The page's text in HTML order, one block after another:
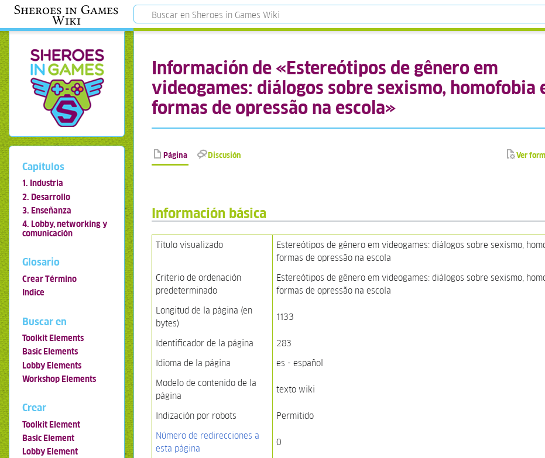
Sheroes in Games
Wiki
Información de «Estereótipos de gênero em
videogames: diálogos sobre sexismo, homofobia
formas de opressão na escola»
Página Discusión Ver
Información básica
Título visualizado
Estereótipos de gênero em videogames: diálogos sobre sexismo,
formas de opressão na escola
Criterio de ordenación
predeterminado
Estereótipos de gênero em videogames: diálogos sobre sexismo,
formas de opressão na escola
Longitud de la página (en
bytes)
1133
Identificador de la página
283
Idioma de la página
es - español
Modelo de contenido de la
página
texto wiki
Indización por robots
Permitido
Número de redirecciones a
esta página
0
Capítulos
1. Industria
2. Desarrollo
3. Enseñanza
4. Lobby, networking y
comunicación
Glosario
Crear Término
Indice
Buscar en
Toolkit Elements
Basic Elements
Lobby Elements
Workshop Elements
Crear
Toolkit Element
Basic Element
Lobby Element